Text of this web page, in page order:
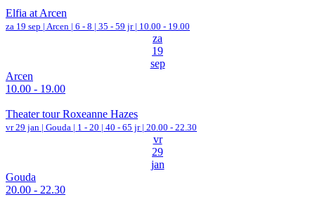
Elfia at Arcen
za 19 sep | Arcen | 6 - 8 | 35 - 59 jr | 10.00 - 19.00
za
19
sep
Arcen
10.00 - 19.00
Theater tour Roxeanne Hazes
vr 29 jan | Gouda | 1 - 20 | 40 - 65 jr | 20.00 - 22.30
vr
29
jan
Gouda
20.00 - 22.30